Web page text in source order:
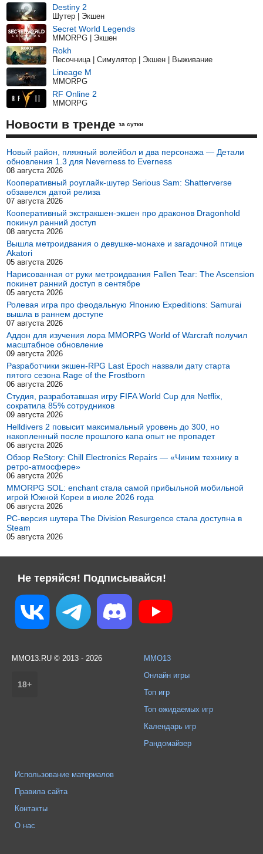
Destiny 2
Шутер | Экшен
Secret World Legends
MMORPG | Экшен
Rokh
Песочница | Симулятор | Экшен | Выживание
Lineage M
MMORPG
RF Online 2
MMORPG
Новости в тренде за сутки
Новый район, пляжный волейбол и два персонажа — Детали
обновления 1.3 для Neverness to Everness
08 августа 2026
Кооперативный роуглайк-шутер Serious Sam: Shatterverse
обзавелся датой релиза
07 августа 2026
Кооперативный экстракшен-экшен про драконов Dragonhold
покинул ранний доступ
08 августа 2026
Вышла метроидвания о девушке-монахе и загадочной птице
Akatori
05 августа 2026
Нарисованная от руки метроидвания Fallen Tear: The Ascension
покинет ранний доступ в сентябре
05 августа 2026
Ролевая игра про феодальную Японию Expeditions: Samurai
вышла в раннем доступе
07 августа 2026
Аддон для изучения лора MMORPG World of Warcraft получил
масштабное обновление
09 августа 2026
Разработчики экшен-RPG Last Epoch назвали дату старта
пятого сезона Rage of the Frostborn
06 августа 2026
Студия, разработавшая игру FIFA World Cup для Netflix,
сократила 85% сотрудников
09 августа 2026
Helldivers 2 повысит максимальный уровень до 300, но
накопленный после прошлого капа опыт не пропадет
06 августа 2026
Обзор ReStory: Chill Electronics Repairs — «Чиним технику в
ретро-атмосфере»
06 августа 2026
MMORPG SOL: enchant стала самой прибыльной мобильной
игрой Южной Кореи в июле 2026 года
06 августа 2026
PC-версия шутера The Division Resurgence стала доступна в
Steam
05 августа 2026
Не теряйся! Подписывайся!
MMO13.RU © 2013 - 2026
18+
MMO13
Онлайн игры
Топ игр
Топ ожидаемых игр
Календарь игр
Рандомайзер
Использование материалов
Правила сайта
Контакты
О нас